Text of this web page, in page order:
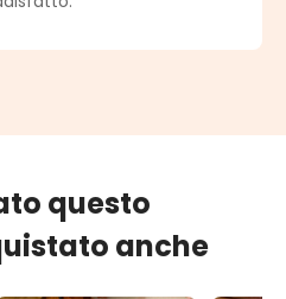
questo
anche